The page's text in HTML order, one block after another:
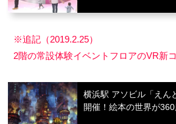
※追記（2019.2.25）
2階の常設体験イベントフロアのVR新
横浜駅 アソビル「えん
開催！絵本の世界が360